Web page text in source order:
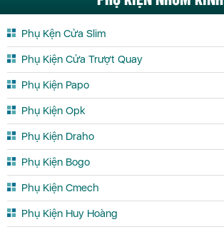
Phụ Kện Cửa Slim
Phụ Kiện Cửa Trượt Quay
Phụ Kiện Papo
Phụ Kiện Opk
Phụ Kiện Draho
Phụ Kiện Bogo
Phụ Kiện Cmech
Phụ Kiện Huy Hoàng